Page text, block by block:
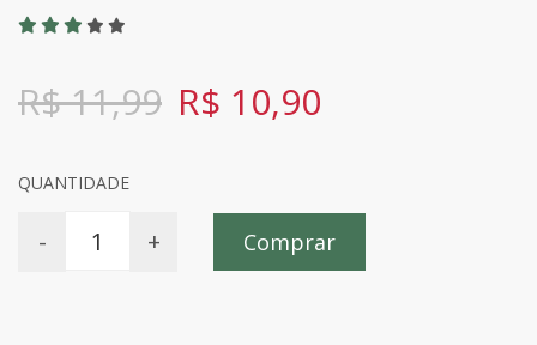
R$ 11,99 R$ 10,90
QUANTIDADE
- + Comprar